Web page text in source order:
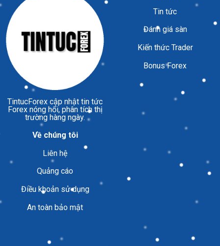
TintucForex cập nhật tin tức
Forex nóng hổi, phân tích thị
trường hàng ngày.
Tin tức
Đánh giá sàn
Kiến thức Trader
Bonus Forex
Về chúng tôi
Liên hệ
Quảng cáo
Điều khoản sử dụng
An toàn bảo mật